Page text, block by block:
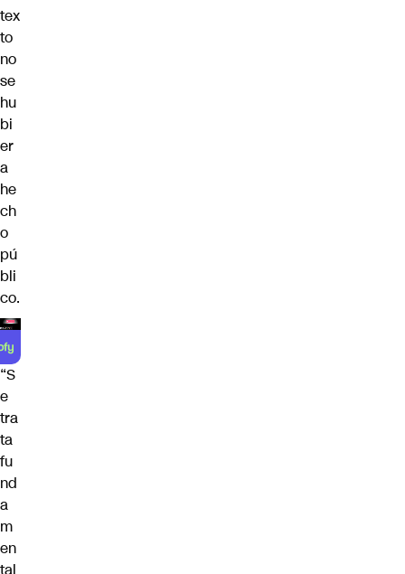
tex
to
no
se
hu
bi
er
a
he
ch
o
pú
bli
co.
“S
e
tra
ta
fu
nd
a
m
en
tal